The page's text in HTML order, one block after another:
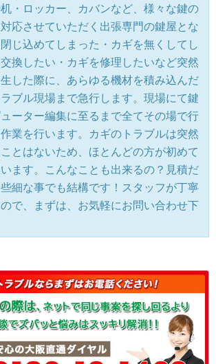
・ロッカー、カバンなど、様々な鍵の
応させていただく出張専門の鍵屋とな
じ込めてしまった・カギを無くしてし
換したい・カギを修理したいなど突然
した際に、あらゆる機材を積み込んだ
ブル現場まで急行します。現場にて鍵
ーター編集に至るまで全てその場で行
業を行います。カギのトラブルは突然
とはないため、ほとんどの方が初めて
ます。こんなことも出来るの？見積だ
細な事でも結構です！スタッフが丁寧
で、まずは、お気軽にお問い合わせ下